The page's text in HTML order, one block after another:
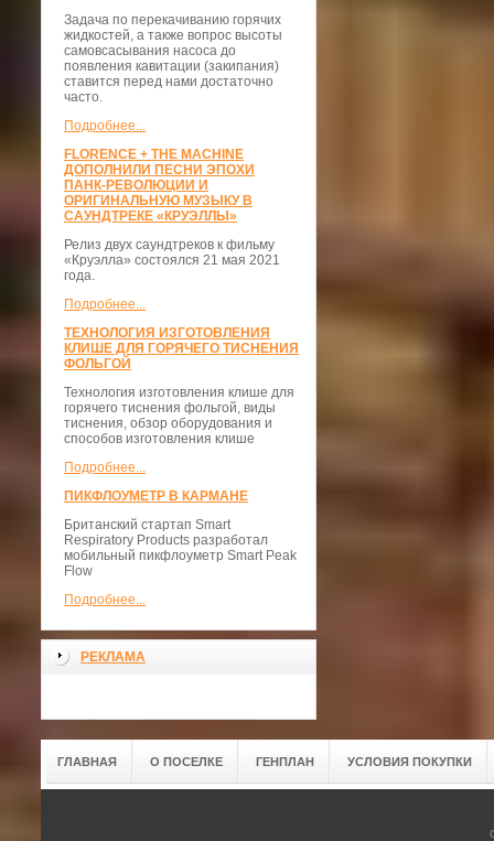
Задача по перекачиванию горячих
жидкостей, а также вопрос высоты
самовсасывания насоса до
появления кавитации (закипания)
ставится перед нами достаточно
часто.
Подробнее...
FLORENCE + THE MACHINE
ДОПОЛНИЛИ ПЕСНИ ЭПОХИ
ПАНК-РЕВОЛЮЦИИ И
ОРИГИНАЛЬНУЮ МУЗЫКУ В
САУНДТРЕКЕ «КРУЭЛЛЫ»
Релиз двух саундтреков к фильму
«Круэлла» состоялся 21 мая 2021
года.
Подробнее...
ТЕХНОЛОГИЯ ИЗГОТОВЛЕНИЯ
КЛИШЕ ДЛЯ ГОРЯЧЕГО ТИСНЕНИЯ
ФОЛЬГОЙ
Технология изготовления клише для
горячего тиснения фольгой, виды
тиснения, обзор оборудования и
способов изготовления клише
Подробнее...
ПИКФЛОУМЕТР В КАРМАНЕ
Британский стартап Smart
Respiratory Products разработал
мобильный пикфлоуметр Smart Peak
Flow
Подробнее...
РЕКЛАМА
ГЛАВНАЯ О ПОСЕЛКЕ ГЕНПЛАН УСЛОВИЯ ПОКУПКИ